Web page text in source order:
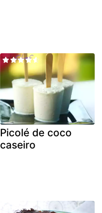
Picolé de coco
caseiro